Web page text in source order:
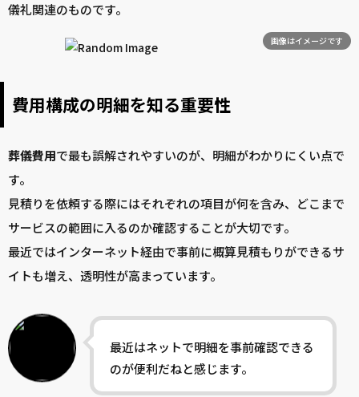
儀礼関連のものです。
画像はイメージです
費用構成の明細を知る重要性
葬儀費用で最も誤解されやすいのが、明細がわかりにくい点で
す。
見積りを依頼する際にはそれぞれの項目が何を含み、どこまで
サービスの範囲に入るのか確認することが大切です。
最近ではインターネット経由で事前に概算見積もりができるサ
イトも増え、透明性が高まっています。
最近はネットで明細を事前確認できる
のが便利だねと感じます。